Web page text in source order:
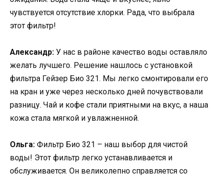
чувствуется отсутствие хлорки. Рада, что выбрала
этот фильтр!
Александр: У нас в районе качество воды оставляло
желать лучшего. Решение нашлось с установкой
фильтра Гейзер Био 321. Мы легко смонтировали его
на кран и уже через несколько дней почувствовали
разницу. Чай и кофе стали приятными на вкус, а наша
кожа стала мягкой и увлажненной.
Ольга: Фильтр Био 321 – наш выбор для чистой
воды! Этот фильтр легко устанавливается и
обслуживается. Он великолепно справляется со